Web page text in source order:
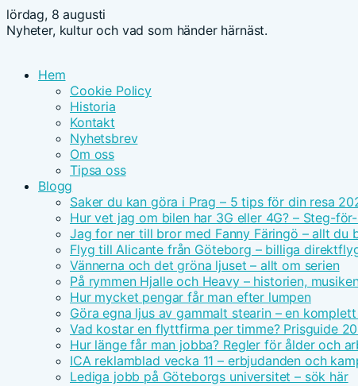
lördag, 8 augusti
Nyheter, kultur och vad som händer härnäst.
Hem
Cookie Policy
Historia
Kontakt
Nyhetsbrev
Om oss
Tipsa oss
Blogg
Saker du kan göra i Prag – 5 tips för din resa
Hur vet jag om bilen har 3G eller 4G? – Steg-
Jag for ner till bror med Fanny Färingö – allt du
Flyg till Alicante från Göteborg – billiga
Vännerna och det gröna ljuset – allt om serien
På rymmen Hjalle och Heavy – historien,
Hur mycket pengar får man efter lumpen
Göra egna ljus av gammalt stearin – en
Vad kostar en flyttfirma per timme? Prisguide
Hur länge får man jobba? Regler för ålder och
ICA reklamblad vecka 11 – erbjudanden och
Lediga jobb på Göteborgs universitet – sök här